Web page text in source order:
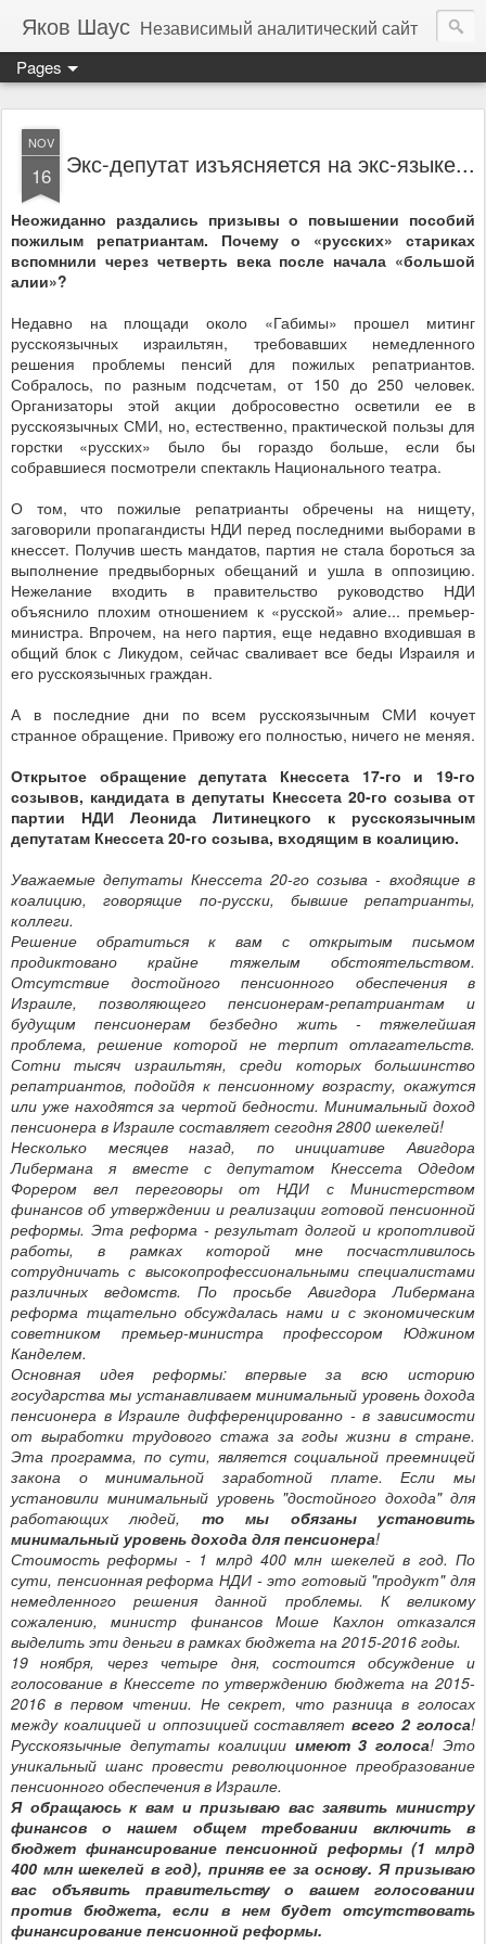
Яков Шаус Независимый аналитический сайт
Pages
NOV
16 Экс-депутат изъясняется на экс-языке...
Неожиданно раздались призывы о повышении пособий
пожилым репатриантам. Почему о «русских» стариках
вспомнили через четверть века после начала «большой
алии»?
Недавно на площади около «Габимы» прошел митинг
русскоязычных израильтян, требовавших немедленного
решения проблемы пенсий для пожилых репатриантов.
Собралось, по разным подсчетам, от 150 до 250 человек.
Организаторы этой акции добросовестно осветили ее в
русскоязычных СМИ, но, естественно, практической пользы для
горстки «русских» было бы гораздо больше, если бы
собравшиеся посмотрели спектакль Национального театра.
О том, что пожилые репатрианты обречены на нищету,
заговорили пропагандисты НДИ перед последними выборами в
кнессет. Получив шесть мандатов, партия не стала бороться за
выполнение предвыборных обещаний и ушла в оппозицию.
Нежелание входить в правительство руководство НДИ
объяснило плохим отношением к «русской» алие... премьер-
министра. Впрочем, на него партия, еще недавно входившая в
общий блок с Ликудом, сейчас сваливает все беды Израиля и
его русскоязычных граждан.
А в последние дни по всем русскоязычным СМИ кочует
странное обращение. Привожу его полностью, ничего не меняя.
Открытое обращение депутата Кнессета 17-го и 19-го
созывов, кандидата в депутаты Кнессета 20-го созыва от
партии НДИ Леонида Литинецкого к русскоязычным
депутатам Кнессета 20-го созыва, входящим в коалицию.
Уважаемые депутаты Кнессета 20-го созыва - входящие в
коалицию, говорящие по-русски, бывшие репатрианты,
коллеги.
Решение обратиться к вам с открытым письмом
продиктовано крайне тяжелым обстоятельством.
Отсутствие достойного пенсионного обеспечения в
Израиле, позволяющего пенсионерам-репатриантам и
будущим пенсионерам безбедно жить - тяжелейшая
проблема, решение которой не терпит отлагательств.
Сотни тысяч израильтян, среди которых большинство
репатриантов, подойдя к пенсионному возрасту, окажутся
или уже находятся за чертой бедности. Минимальный доход
пенсионера в Израиле составляет сегодня 2800 шекелей!
Несколько месяцев назад, по инициативе Авигдора
Либермана я вместе с депутатом Кнессета Одедом
Форером вел переговоры от НДИ с Министерством
финансов об утверждении и реализации готовой пенсионной
реформы. Эта реформа - результат долгой и кропотливой
работы, в рамках которой мне посчастливилось
сотрудничать с высокопрофессиональными специалистами
различных ведомств. По просьбе Авигдора Либермана
реформа тщательно обсуждалась нами и с экономическим
советником премьер-министра профессором Юджином
Канделем.
Основная идея реформы: впервые за всю историю
государства мы устанавливаем минимальный уровень дохода
пенсионера в Израиле дифференцированно - в зависимости
от выработки трудового стажа за годы жизни в стране.
Эта программа, по сути, является социальной преемницей
закона о минимальной заработной плате. Если мы
установили минимальный уровень "достойного дохода" для
работающих людей, то мы обязаны установить
минимальный уровень дохода для пенсионера!
Стоимость реформы - 1 млрд 400 млн шекелей в год. По
сути, пенсионная реформа НДИ - это готовый "продукт" для
немедленного решения данной проблемы. К великому
сожалению, министр финансов Моше Кахлон отказался
выделить эти деньги в рамках бюджета на 2015-2016 годы.
19 ноября, через четыре дня, состоится обсуждение и
голосование в Кнессете по утверждению бюджета на 2015-
2016 в первом чтении. Не секрет, что разница в голосах
между коалицией и оппозицией составляетвсего 2 голоса!
Русскоязычные депутаты коалиции имеют 3 голоса! Это
уникальный шанс провести революционное преобразование
пенсионного обеспечения в Израиле.
Я обращаюсь к вам и призываю вас заявить министру
финансов о нашем общем требовании включить в
бюджет финансирование пенсионной реформы (1 млрд
400 млн шекелей в год), приняв ее за основу. Я призываю
вас объявить правительству о вашем голосовании
против бюджета, если в нем будет отсутствовать
финансирование пенсионной реформы.